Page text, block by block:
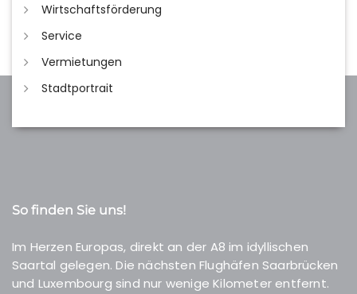
Wirtschaftsförderung
Service
Vermietungen
Stadtportrait
So finden Sie uns!
Im Herzen Europas, direkt an der A8 im idyllischen
Saartal gelegen. Die nächsten Flughäfen Saarbrücken
und Luxembourg sind nur wenige Kilometer entfernt.